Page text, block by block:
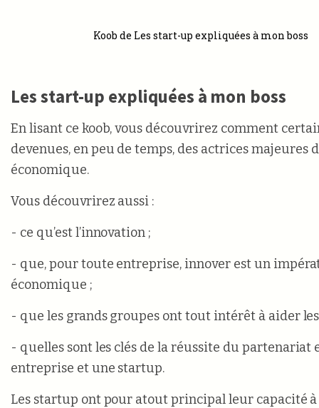
Koob de Les start-up expliquées à mon boss
Les start-up expliquées à mon boss
En lisant ce koob, vous découvrirez comment
devenues, en peu de temps, des actrices majeures
économique.
Vous découvrirez aussi :
- ce qu’est l’innovation ;
- que, pour toute entreprise, innover est un
économique ;
- que les grands groupes ont tout intérêt à aider
- quelles sont les clés de la réussite du partenariat
entreprise et une startup.
Les startup ont pour atout principal leur capacité à